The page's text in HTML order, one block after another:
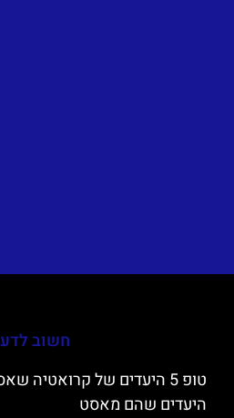
חשוב
טופ 5 היעדים של קרואטיה
היעדים שהם מאסט